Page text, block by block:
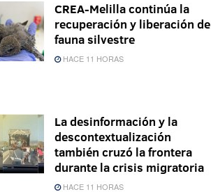
CREA-Melilla continúa la
recuperación y liberación de
fauna silvestre
HACE 11 HORAS
La desinformación y la
descontextualización
también cruzó la frontera
durante la crisis migratoria
HACE 11 HORAS